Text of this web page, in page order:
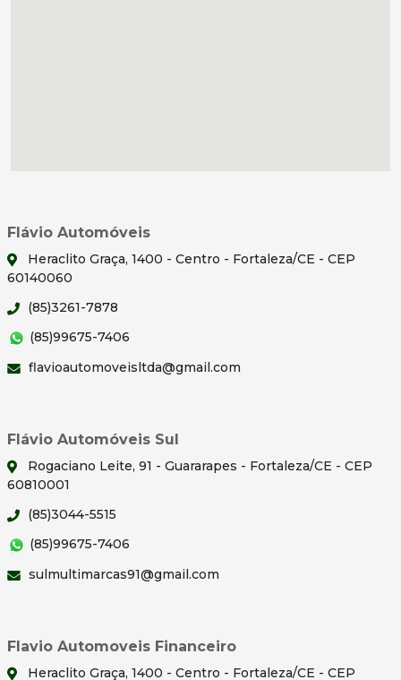
Flávio Automóveis
Heraclito Graça, 1400 - Centro - Fortaleza/CE - CEP
60140060
(85)3261-7878
(85)99675-7406
flavioautomoveisltda@gmail.com
Flávio Automóveis Sul
Rogaciano Leite, 91 - Guararapes - Fortaleza/CE - CEP
60810001
(85)3044-5515
(85)99675-7406
sulmultimarcas91@gmail.com
Flavio Automoveis Financeiro
Heraclito Graça, 1400 - Centro - Fortaleza/CE - CEP